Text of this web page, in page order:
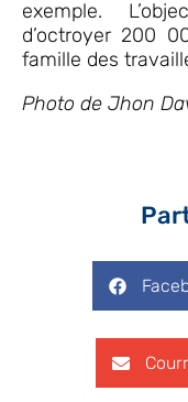
exemple.
d’octroyer 200
famille des
Photo de Jhon